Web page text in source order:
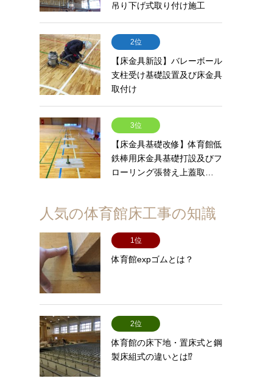
吊り下げ式取り付け施工
2位
【床金具新設】バレーボール
支柱受け基礎設置及び床金具
取付け
3位
【床金具基礎改修】体育館低
鉄棒用床金具基礎打設及びフ
ローリング張替え上蓋取…
人気の体育館床工事の知識
1位
体育館expゴムとは？
2位
体育館の床下地・置床式と鋼
製床組式の違いとは⁉